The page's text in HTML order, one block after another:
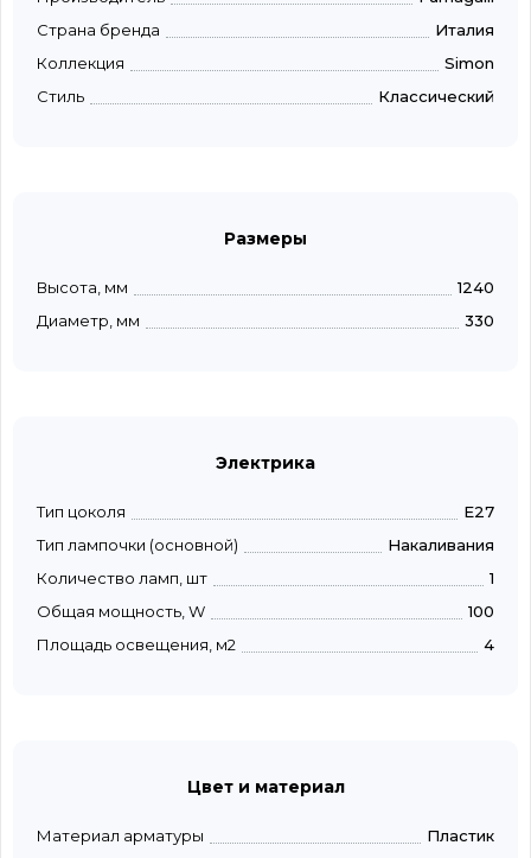
Страна бренда
Италия
Коллекция
Simon
Стиль
Классический
Размеры
Высота, мм
1240
Диаметр, мм
330
Электрика
Тип цоколя
E27
Тип лампочки (основной)
Накаливания
Количество ламп, шт
1
Общая мощность, W
100
Площадь освещения, м2
4
Цвет и материал
Материал арматуры
Пластик